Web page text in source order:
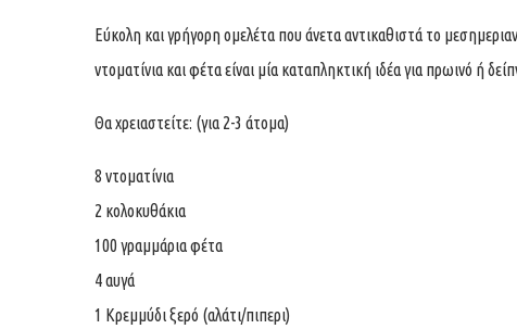
Εύκολη και γρήγορη ομελέτα που άνετα αντικαθιστά το
ντοματίνια και φέτα είναι μία καταπληκτική ιδέα για πρωινό ή
Θα χρειαστείτε: (για 2-3 άτομα)
8 ντοματίνια
2 κολοκυθάκια
100 γραμμάρια φέτα
4 αυγά
1 Κρεμμύδι ξερό (αλάτι/πιπερι)